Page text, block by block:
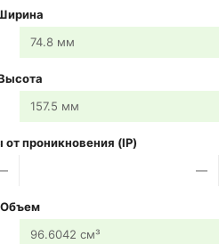
74.8 мм
157.5 мм
проникновения (IP)
—
Объем
96.6042 см³